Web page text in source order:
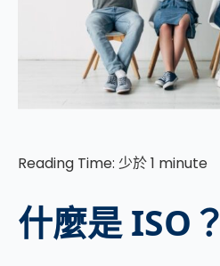
Reading Time: 少於 1 minute
什麼是 ISO？